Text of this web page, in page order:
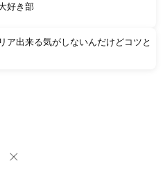
好き部
ア出来る気がしないんだけどコツと